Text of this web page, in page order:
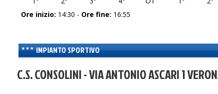
Ore inizio: 14:30 - Ore fine: 16:55
IMPIANTO SPORTIVO
C.S. CONSOLINI - VIA ANTONIO ASCARI 1